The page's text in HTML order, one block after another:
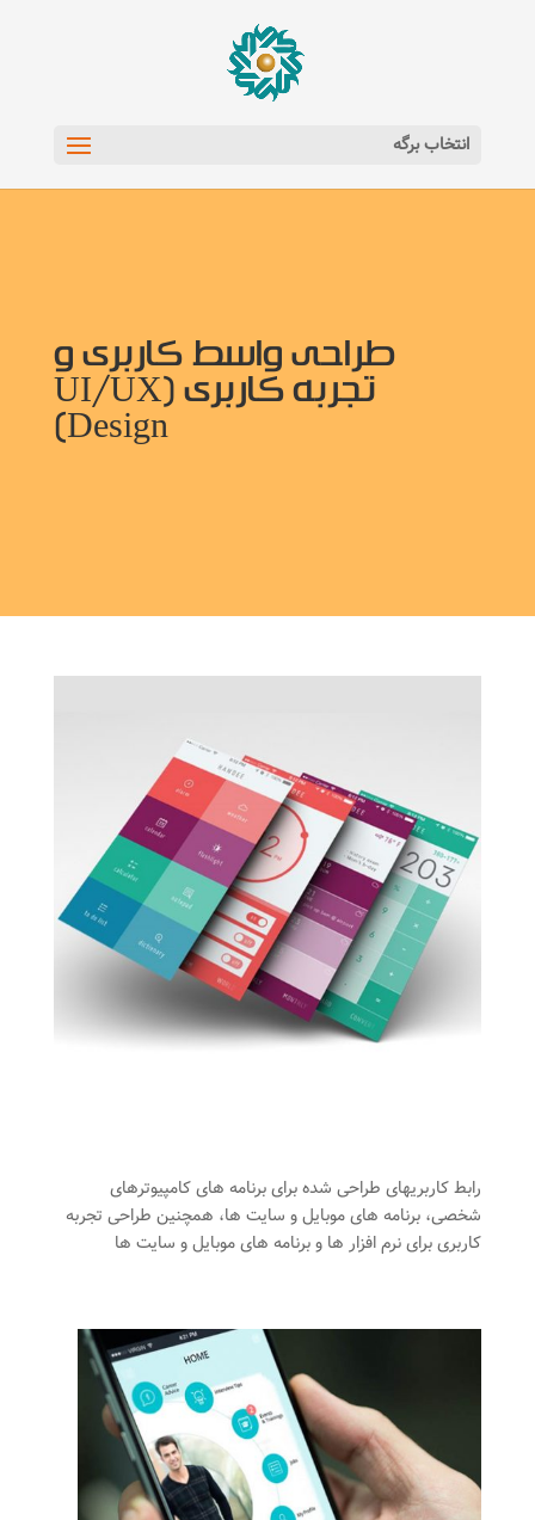
انتخاب برگه
طراحی واسط کاربری و
تجربه کاربری (UI/UX
Design)
رابط کاربریهای طراحی شده برای برنامه های کامپیوترهای
شخصی، برنامه های موبایل و سایت ها، همچنین طراحی تجربه
کاربری برای نرم افزار ها و برنامه های موبایل و سایت ها